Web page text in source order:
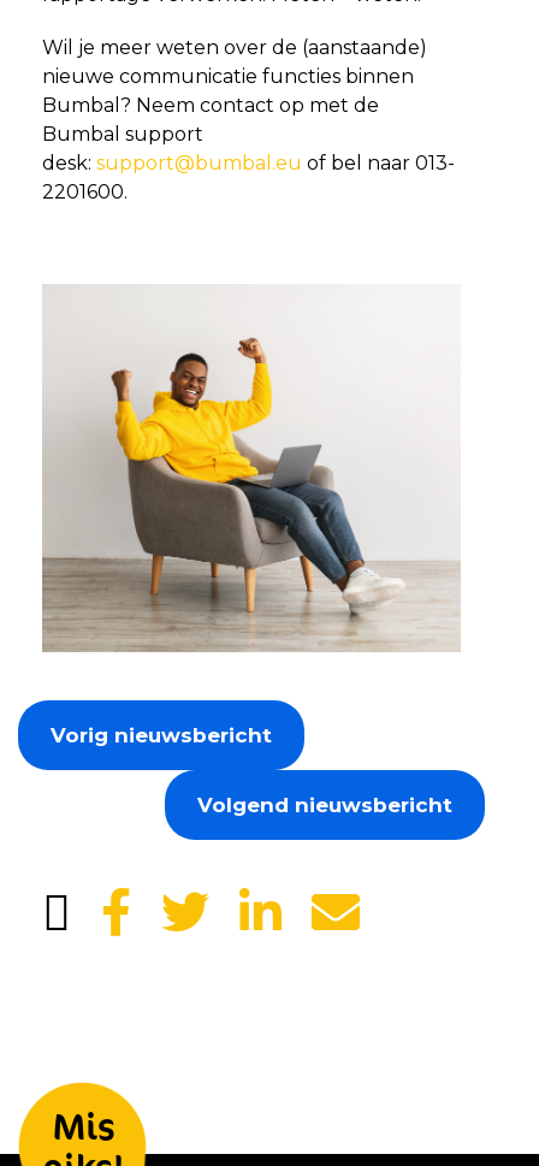
Wil je meer weten over de (aanstaande)
nieuwe communicatie functies binnen
Bumbal? Neem contact op met de
Bumbal support
desk: support@bumbal.eu of bel naar 013-
2201600.
Vorig nieuwsbericht
Volgend nieuwsbericht
Mis